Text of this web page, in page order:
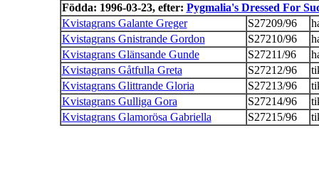
Födda: 1996-03-23, efter: Pygmalia's Dressed For
Kvistagrans Galante Greger
S27209/96
Kvistagrans Gnistrande Gordon
S27210/96
Kvistagrans Glänsande Gunde
S27211/96
Kvistagrans Gåtfulla Greta
S27212/96
Kvistagrans Glittrande Gloria
S27213/96
Kvistagrans Gulliga Gora
S27214/96
Kvistagrans Glamorösa Gabriella
S27215/96